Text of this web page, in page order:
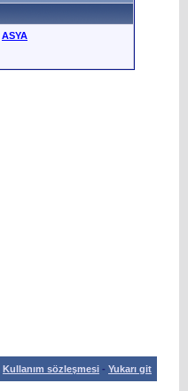
ASYA
Kullanım sözleşmesi - Yukarı git